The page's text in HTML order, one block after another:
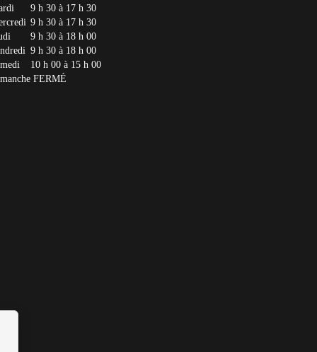
9 h 30 à 17 h 30
9 h 30 à 17 h 30
9 h 30 à 18 h 00
9 h 30 à 18 h 00
10 h 00 à 15 h 00
FERMÉ